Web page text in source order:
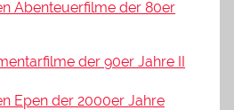
Abenteuerfilme der 80er
der 90er Jahre II
Epen der 2000er Jahre